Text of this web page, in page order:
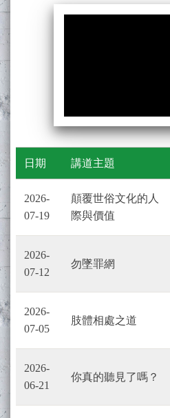
日期 講道主題
2026-
07-19
顛覆世俗文化的人
際與價值
2026-
07-12
勿墜罪網
2026-
07-05
肢體相處之道
2026-
06-21
你真的聽見了嗎？